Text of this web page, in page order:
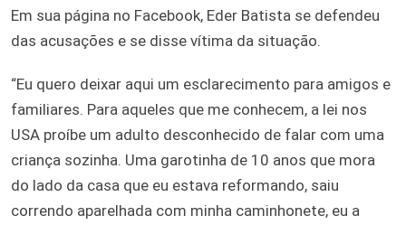
Em sua página no Facebook, Eder Batista se defendeu
das acusações e se disse vítima da situação.
“Eu quero deixar aqui um esclarecimento para amigos e
familiares. Para aqueles que me conhecem, a lei nos
USA proíbe um adulto desconhecido de falar com uma
criança sozinha. Uma garotinha de 10 anos que mora
do lado da casa que eu estava reformando, saiu
correndo aparelhada com minha caminhonete, eu a